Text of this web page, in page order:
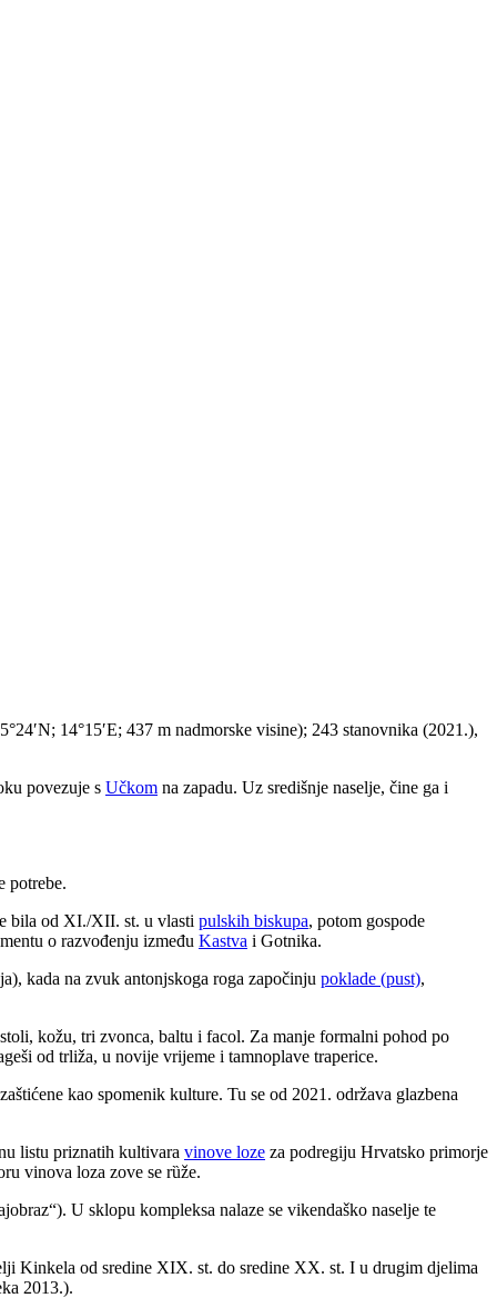
14°15′E; 437 m nadmorske visine); 243 stanovnika (2021.),
povezuje s Učkom na zapadu. Uz središnje naselje, čine ga i
potrebe.
bila od XI./XII. st. u vlasti pulskih biskupa, potom gospode
o razvođenju između Kastva i Gotnika.
kada na zvuk antonjskoga roga započinju poklade (pust),
kožu, tri zvonca, baltu i facol. Za manje formalni pohod po
od trliža, u novije vrijeme i tamnoplave traperice.
kao spomenik kulture. Tu se od 2021. održava glazbena
listu priznatih kultivara vinove loze za podregiju Hrvatsko primorje
vinova loza zove se rȕže.
U sklopu kompleksa nalaze se vikendaško naselje te
Kinkela od sredine XIX. st. do sredine XX. st. I u drugim djelima
2013.).